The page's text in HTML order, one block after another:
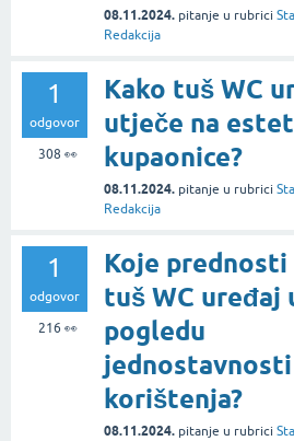
08.11.2024. pitanje u rubrici
Redakcija
1
odgovor
308 👀
Kako tuš WC
utječe na
kupaonice?
08.11.2024. pitanje u rubrici
Redakcija
1
odgovor
216 👀
Koje prednosti
tuš WC uređaj
pogledu
jednostavnosti
korištenja?
08.11.2024. pitanje u rubrici